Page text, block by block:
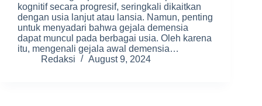
kognitif secara progresif, seringkali dikaitkan
dengan usia lanjut atau lansia. Namun, penting
untuk menyadari bahwa gejala demensia
dapat muncul pada berbagai usia. Oleh karena
itu, mengenali gejala awal demensia…
Redaksi
August 9, 2024